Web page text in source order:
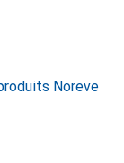
Noreve